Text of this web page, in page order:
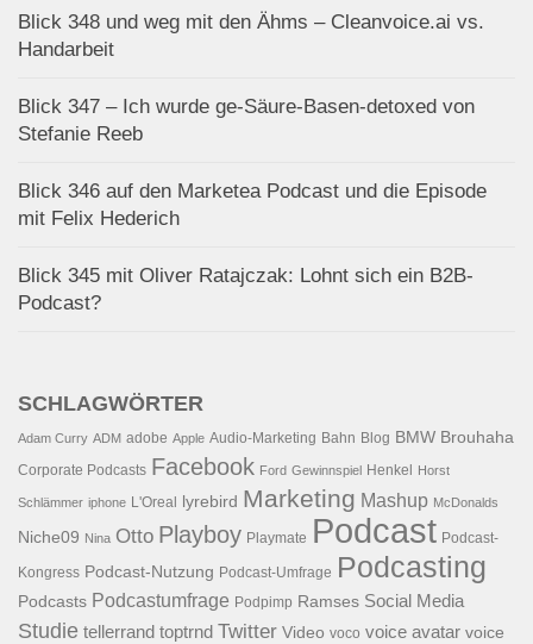
Blick 348 und weg mit den Ähms – Cleanvoice.ai vs.
Handarbeit
Blick 347 – Ich wurde ge-Säure-Basen-detoxed von
Stefanie Reeb
Blick 346 auf den Marketea Podcast und die Episode
mit Felix Hederich
Blick 345 mit Oliver Ratajczak: Lohnt sich ein B2B-
Podcast?
SCHLAGWÖRTER
Adam Curry ADM adobe Apple Audio-Marketing Bahn Blog BMW Brouhaha
Corporate Podcasts Facebook Ford Gewinnspiel Henkel Horst
Schlämmer iphone L'Oreal lyrebird Marketing Mashup McDonalds
Niche09 Nina Otto Playboy Playmate Podcast Podcast-
Kongress Podcast-Nutzung Podcast-Umfrage Podcasting
Podcasts Podcastumfrage Podpimp Ramses Social Media
Studie tellerrand toptrnd Twitter Video voco voice avatar voice